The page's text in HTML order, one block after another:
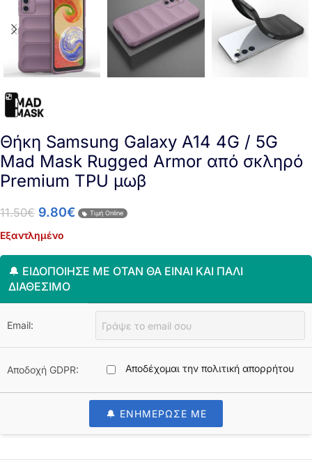
Θήκη Samsung Galaxy A14 4G / 5G
Mad Mask Rugged Armor από σκληρό
Premium TPU μωβ
11.50€ 9.80€ Τιμή Online
Εξαντλημένο
🔔 ΕΙΔΟΠΟΊΗΣΈ ΜΕ ΌΤΑΝ ΘΑ ΕΊΝΑΙ ΚΑΙ ΠΆΛΙ
ΔΙΑΘΈΣΙΜΟ
Email:
Αποδοχή GDPR: Αποδέχομαι την πολιτική απορρήτου
🔔 ΕΝΗΜΕΡΩΣΕ ΜΕ